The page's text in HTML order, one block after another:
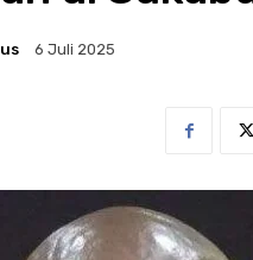
6 Juli 2025